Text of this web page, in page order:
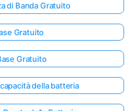
di Banda Gratuito
Gratuito
Gratuito
della batteria